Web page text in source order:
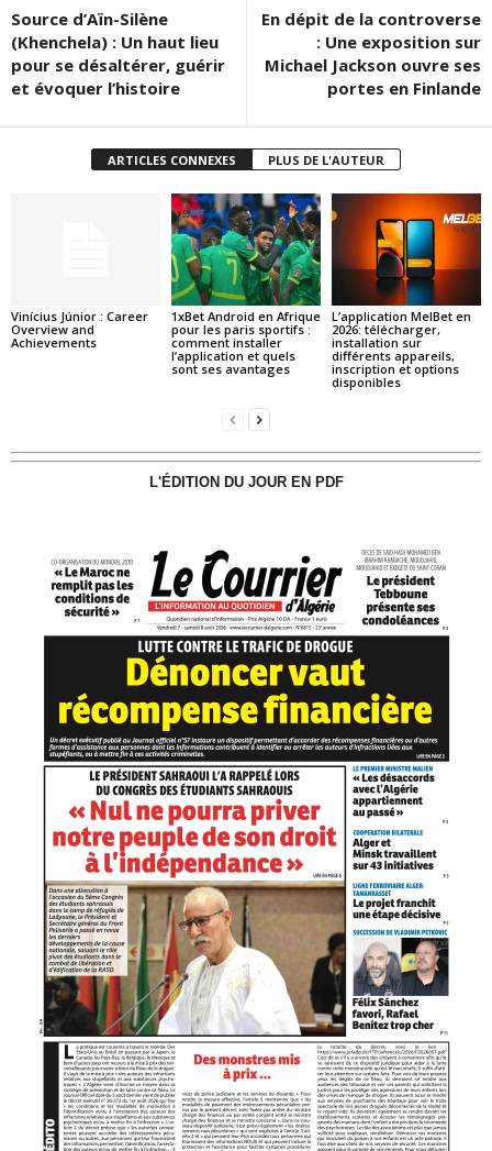
Source d’Aïn-Silène
(Khenchela) : Un haut lieu
pour se désaltérer, guérir
et évoquer l’histoire
En dépit de la controverse
: Une exposition sur
Michael Jackson ouvre ses
portes en Finlande
ARTICLES CONNEXES PLUS DE L'AUTEUR
Vinícius Júnior : Career
Overview and
Achievements
1xBet Android en Afrique
pour les paris sportifs :
comment installer
l’application et quels
sont ses avantages
L’application MelBet en
2026: télécharger,
installation sur
différents appareils,
inscription et options
disponibles
L'ÉDITION DU JOUR EN PDF